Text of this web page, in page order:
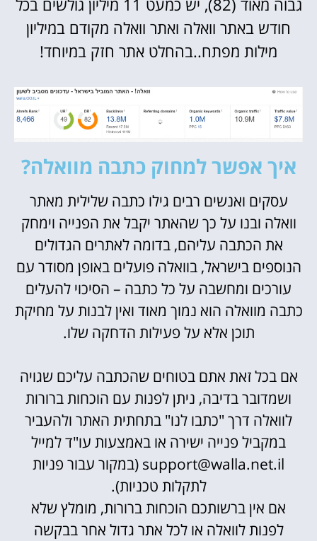
חודש באתר וואלה ואתר וואלה מקודם במיליון
מילות מפתח..בהחלט אתר חזק במיוחד!
איך אפשר למחוק כתבה מוואלה?
עסקים ואנשים רבים גילו כתבה שלילית מאתר
וואלה ובנו על כך שהאתר יקבל את הפנייה וימחק
את הכתבה עליהם, בדומה לאתרים הגדולים
הנוספים בישראל, בוואלה פועלים באופן מסודר עם
עורכים ומחשבה על כל כתבה – הסיכוי להעלים
כתבה מוואלה הוא נמוך מאוד ואין לבנות על מחיקת
תוכן אלא על פעילות הדחקה שלו.
אם בכל זאת אתם בטוחים שהכתבה עליכם שגויה
ושמדובר בדיבה, ניתן לפנות עם הוכחות ברורות
לוואלה דרך "כתבו לנו" בתחתית האתר ולהעביר
במקביל פנייה ישירה או באמצעות עו"ד למייל
support@walla.net.il (במקור עבור פניות
לתקלות טכניות).
אם אין ברשותכם הוכחות ברורות, מומלץ שלא
לפנות לוואלה או לכל אתר גדול אחר בבקשה